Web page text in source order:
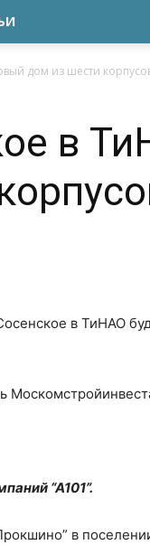
дом из шести
в
в ТиНАО
“А101”.
в